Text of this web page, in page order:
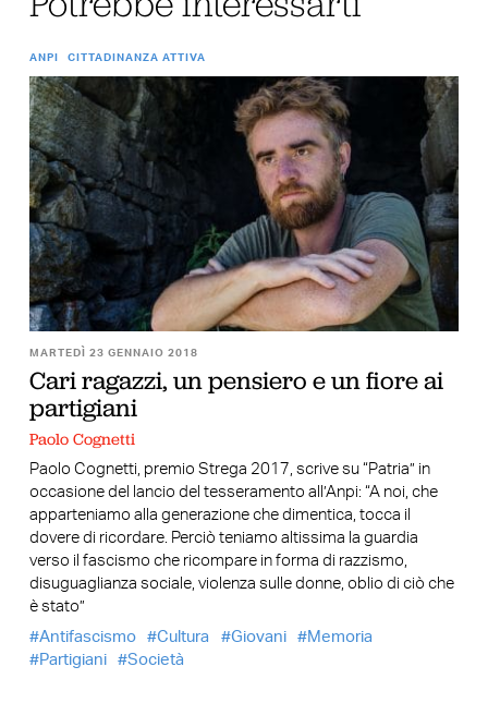
ANPI CITTADINANZA ATTIVA
MARTEDÌ 23 GENNAIO 2018
Cari ragazzi, un pensiero e un fiore ai
partigiani
Paolo Cognetti
Paolo Cognetti, premio Strega 2017, scrive su “Patria” in
occasione del lancio del tesseramento all’Anpi: “A noi, che
apparteniamo alla generazione che dimentica, tocca il
dovere di ricordare. Perciò teniamo altissima la guardia
verso il fascismo che ricompare in forma di razzismo,
disuguaglianza sociale, violenza sulle donne, oblio di ciò che
è stato”
Antifascismo
Cultura Giovani
Memoria
Partigiani
Società